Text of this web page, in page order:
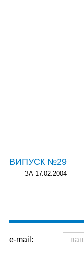
ВИПУСК №29
ЗА 17.02.2004
e-mail: